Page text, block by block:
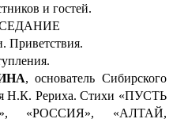
и гостей.
Приветствия.
, основатель Сибирского
Н.К. Рериха. Стихи «ПУСТЬ
«РОССИЯ», «АЛТАЙ,